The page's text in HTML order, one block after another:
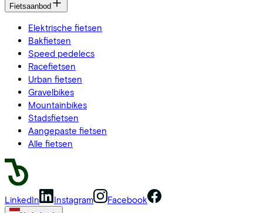
Fietsaanbod
Elektrische fietsen
Bakfietsen
Speed pedelecs
Racefietsen
Urban fietsen
Gravelbikes
Mountainbikes
Stadsfietsen
Aangepaste fietsen
Alle fietsen
LinkedIn Instagram Facebook